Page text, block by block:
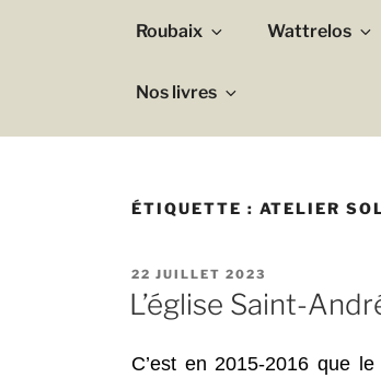
Roubaix Wattrelos
Nos livres
ÉTIQUETTE : ATELIER
PUBLIÉ
LE
22 JUILLET 2023
L’église Saint-
C’est en 2015-2016 que